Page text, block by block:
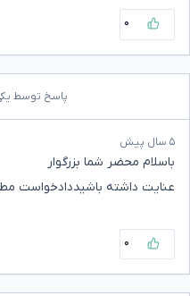
۰
پاسخ توسط یکی
۵ سال پیش
باسلام محضر شما بزرگوار
عنایت داشته باشیددادخواست
۰